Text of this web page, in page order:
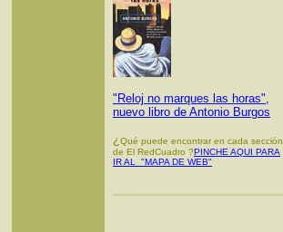
"Reloj no marques las horas",
nuevo libro de Antonio Burgos
¿ Qué puede encontrar en cada sección
de El RedCuadro ?PINCHE AQUI PARA
IR AL "MAPA DE WEB"